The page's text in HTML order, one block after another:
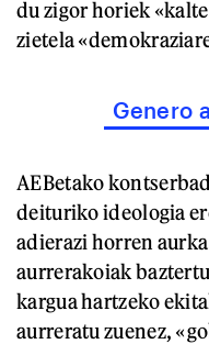
du zigor horiek
zietela
Genero
AEBetako
deituriko ideologia
adierazi horren
aurrerakoiak
kargua hartzeko
aurreratu zuenez,